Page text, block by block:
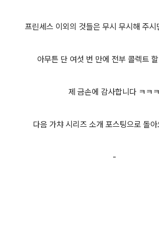
프린세스 이외의 것들은 무시 무시해 주
아무튼 단 여섯 번 만에 전부 콜렉트
제 금손에 감사합니다 ㅋㅋㅋ
다음 가챠 시리즈 소개 포스팅으로 돌
-